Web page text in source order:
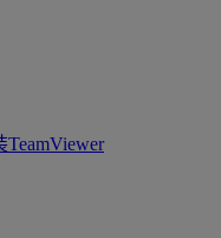
TeamViewer